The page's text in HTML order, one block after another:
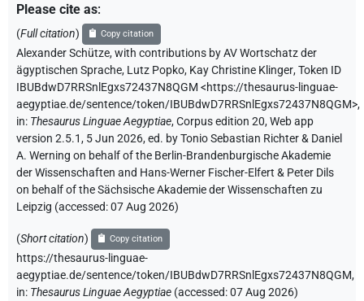
Please cite as:
(Full citation) Copy citation
Alexander Schütze,with contributions byAV Wortschatz der
ägyptischen Sprache, Lutz Popko, Kay Christine Klinger,Token ID
IBUBdwD7RRSnlEgxs72437N8QGM <https://thesaurus-linguae-
aegyptiae.de/sentence/token/IBUBdwD7RRSnlEgxs72437N8QGM>,
in: Thesaurus Linguae Aegyptiae,Corpus edition 20, Web app
version 2.5.1, 5 Jun 2026, ed. by Tonio Sebastian Richter & Daniel
A. Werning on behalf of the Berlin-Brandenburgische Akademie
der Wissenschaften and Hans-Werner Fischer-Elfert & Peter Dils
on behalf of the Sächsische Akademie der Wissenschaften zu
Leipzig (accessed:07 Aug 2026)
(Short citation) Copy citation
https://thesaurus-linguae-
aegyptiae.de/sentence/token/IBUBdwD7RRSnlEgxs72437N8QGM,
in: Thesaurus Linguae Aegyptiae (accessed:07 Aug 2026)